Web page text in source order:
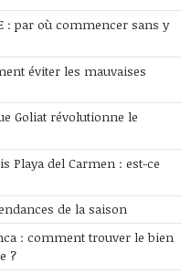
: par où commencer sans y
éviter les mauvaises
Goliat révolutionne le
Playa del Carmen : est-ce
de la saison
: comment trouver le bien
?